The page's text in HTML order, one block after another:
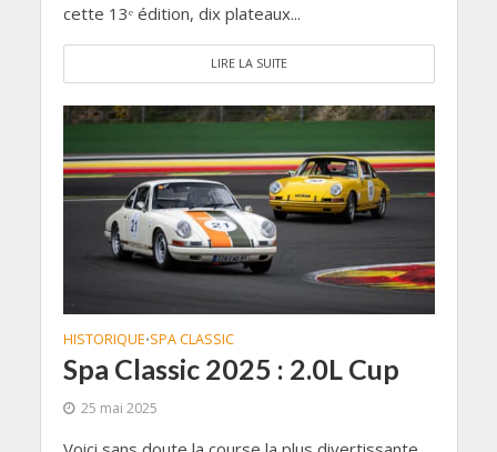
cette 13ᵉ édition, dix plateaux...
LIRE LA SUITE
HISTORIQUE•SPA CLASSIC
Spa Classic 2025 : 2.0L Cup
25 mai 2025